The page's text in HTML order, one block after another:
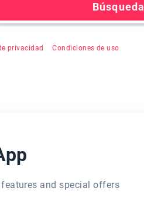
Búsqueda
privacidad
&Condiciones de uso
and special offers